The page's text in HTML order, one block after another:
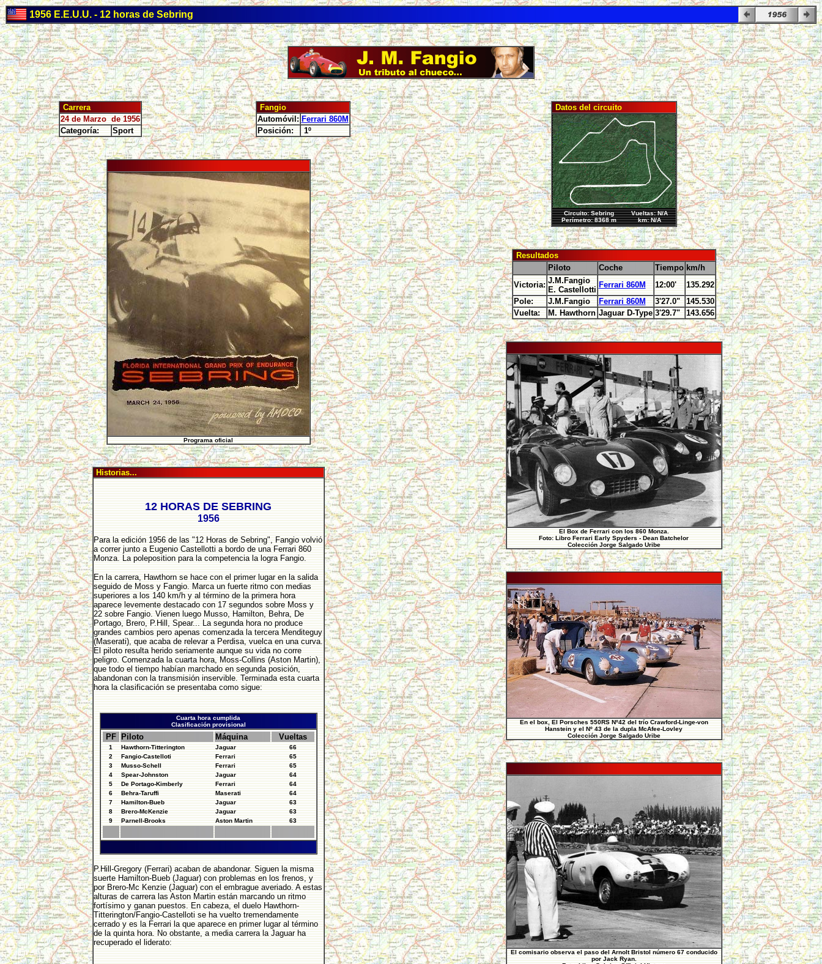
1956 E.E.U.U. - 12 horas de Sebring
Carrera
24 de Marzo de 1956
Categoría:
Sport
Fangio
Automóvil: Ferrari 860M
Posición:
1º
Programa oficial
Historias...
12 HORAS DE SEBRING
1956
Para la edición 1956 de las "12 Horas de Sebring", Fangio volvió
a correr junto a Eugenio Castellotti a bordo de una Ferrari 860
Monza. La poleposition para la competencia la logra Fangio.
En la carrera, Hawthorn se hace con el primer lugar en la salida
seguido de Moss y Fangio. Marca un fuerte ritmo con medias
superiores a los 140 km/h y al término de la primera hora
aparece levemente destacado con 17 segundos sobre Moss y
22 sobre Fangio. Vienen luego Musso, Hamilton, Behra, De
Portago, Brero, P.Hill, Spear... La segunda hora no produce
grandes cambios pero apenas comenzada la tercera Menditeguy
(Maserati), que acaba de relevar a Perdisa, vuelca en una curva.
El piloto resulta herido seriamente aunque su vida no corre
peligro. Comenzada la cuarta hora, Moss-Collins (Aston Martin),
que todo el tiempo habían marchado en segunda posición,
abandonan con la transmisión inservible. Terminada esta cuarta
hora la clasificación se presentaba como sigue:
Cuarta hora cumplida
Clasificación provisional
PF Piloto Máquina Vueltas
1 Hawthorn-Titterington Jaguar
66
2
Fangio-Castelloti Ferrari
65
3
Musso-Schell Ferrari
65
4
Spear-Johnston Jaguar
64
5
De Portago-Kimberly Ferrari
64
6
Behra-Taruffi Maserati
64
7
Hamilton-Bueb Jaguar
63
8
Brero-McKenzie Jaguar
63
9
Parnell-Brooks Aston Martin 63
P.Hill-Gregory (Ferrari) acaban de abandonar. Siguen la misma
suerte Hamilton-Bueb (Jaguar) con problemas en los frenos, y
por Brero-Mc Kenzie (Jaguar) con el embrague averiado. A estas
alturas de carrera las Aston Martin están marcando un ritmo
fortísimo y ganan puestos. En cabeza, el duelo Hawthorn-
Titterington/Fangio-Castelloti se ha vuelto tremendamente
cerrado y es la Ferrari la que aparece en primer lugar al término
de la quinta hora. No obstante, a media carrera la Jaguar ha
recuperado el liderato:
Datos del circuito
Circuito: Sebring
Perímetro: 8368 m
Vueltas: N/A
km: N/A
Resultados
Piloto
Coche Tiempo km/h
Victoria: J.M.Fangio
E. Castellotti
Ferrari 860M 12:00'
135.292
Pole:
J.M.Fangio Ferrari 860M 3'27.0"
145.530
Vuelta:
M. Hawthorn Jaguar D-Type 3'29.7" 143.656
El Box de Ferrari con los 860 Monza.
Foto: Libro Ferrari Early Spyders - Dean Batchelor
Colección Jorge Salgado Uribe
En el box, El Porsches 550RS Nº42 del trío Crawford-Linge-von
Hanstein y el Nº 43 de la dupla McAfee-Lovley
Colección Jorge Salgado Uribe
El comisario observa el paso del Arnolt Bristol número 67 conducido
por Jack Ryan.